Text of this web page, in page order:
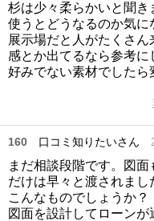
杉は少々柔らかいと聞き
使うとどうなるのか気に
展示場だと人がたくさ
感とか出てるなら参考に
好みでない素材でしたら
160 口コミ知りたいさん
まだ相談段階です。図
だけは早々と渡されまし
こんなものでしょうか？
図面を設計してローン